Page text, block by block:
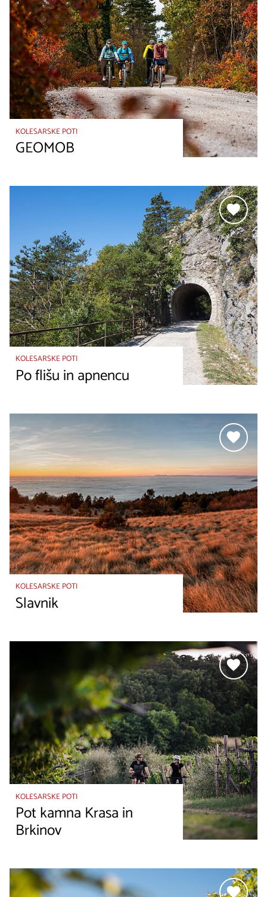
KOLESARSKE POTI
GEOMOB
KOLESARSKE POTI
Po flišu in apnencu
KOLESARSKE POTI
Slavnik
KOLESARSKE POTI
Pot kamna Krasa in
Brkinov